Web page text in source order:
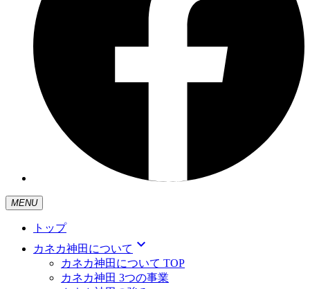
MENU
トップ
カネカ神田について expand_more
カネカ神田について TOP
カネカ神田 3つの事業